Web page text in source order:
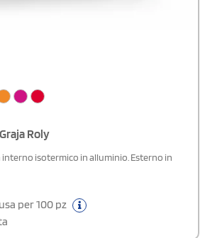
Roly
isotermico in alluminio. Esterno in
per 100 pz